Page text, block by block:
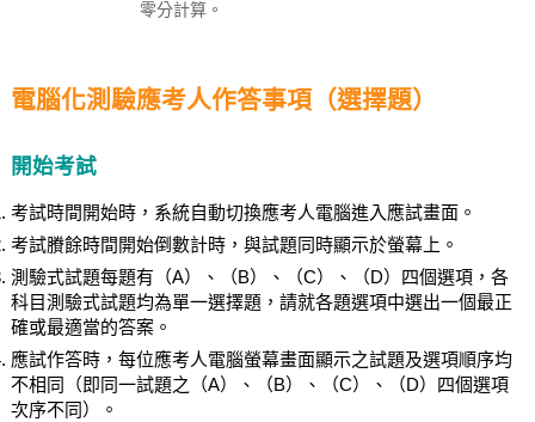
零分計算。
電腦化測驗應考人作答事項（選擇題）
開始考試
考試時間開始時，系統自動切換應考人電腦進入應試畫面。
考試賸餘時間開始倒數計時，與試題同時顯示於螢幕上。
測驗式試題每題有（A）、（B）、（C）、（D）四個選項，各
科目測驗式試題均為單一選擇題，請就各題選項中選出一個最正
確或最適當的答案。
應試作答時，每位應考人電腦螢幕畫面顯示之試題及選項順序均
不相同（即同一試題之（A）、（B）、（C）、（D）四個選項
次序不同）。